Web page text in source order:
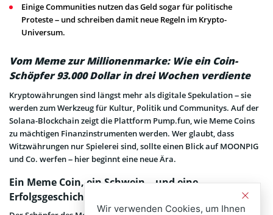
Einige Communities nutzen das Geld sogar für politische
Proteste – und schreiben damit neue Regeln im Krypto-
Universum.
Vom Meme zur Millionenmarke: Wie ein Coin-
Schöpfer 93.000 Dollar in drei Wochen verdiente
Kryptowährungen sind längst mehr als digitale Spekulation – sie
werden zum Werkzeug für Kultur, Politik und Communitys. Auf der
Solana-Blockchain zeigt die Plattform Pump.fun, wie Meme Coins
zu mächtigen Finanzinstrumenten werden. Wer glaubt, dass
Witzwährungen nur Spielerei sind, sollte einen Blick auf MOONPIG
und Co. werfen – hier beginnt eine neue Ära.
Ein Meme Coin, ein Schwein – und eine
Erfolgsgeschichte
Wir verwenden Cookies, um Ihnen